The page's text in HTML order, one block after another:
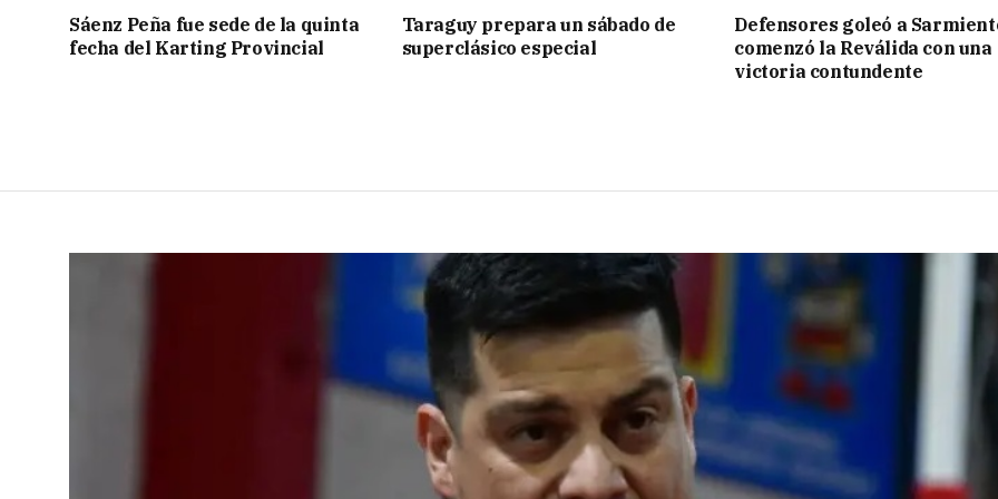
Sáenz Peña fue sede de la quinta
fecha del Karting Provincial
Taraguy prepara un sábado de
superclásico especial
Defensores goleó a
comenzó la Reválida con una
victoria contundente